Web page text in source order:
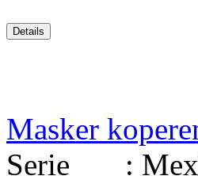
Masker
Serie :